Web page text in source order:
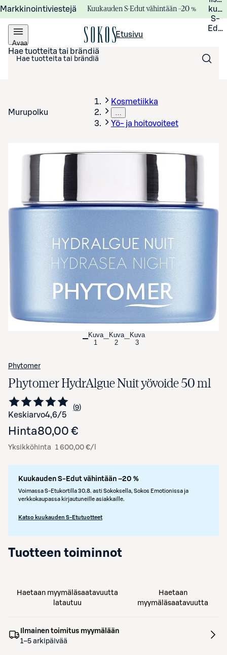
Markkinointiviestejä Kuukauden S-Edut vähintään –20 %
S-
Avaa
valikko
Etusivu
Hae tuotteita tai brändiä
Murupolku
Kosmetiikka
…
Yö- ja hoitovoiteet
Avaa tuotekuva suurennettuna
Kuva
1
Kuva
2
Kuva
3
Phytomer
Phytomer HydrAlgue Nuit yövoide 50 ml
Keskiarvo4,6/5 Siirry arvioihin
9
kappaletta
Hinta80,00 €
Yksikköhinta 1 600,00 €/l
Kuukauden S-Edut vähintään –20 %
Voimassa S-Etukortilla 30.8. asti Sokoksella, Sokos Emotionissa ja
verkkokaupassa kirjautuneille asiakkaille.
Katso kuukauden S-Etutuotteet
Tuotteen toiminnot
Haetaan myymäläsaatavuutta
latautuu
Haetaan
myymäläsaatavuutta
Ilmainen toimitus myymälään
1–5 arkipäivää